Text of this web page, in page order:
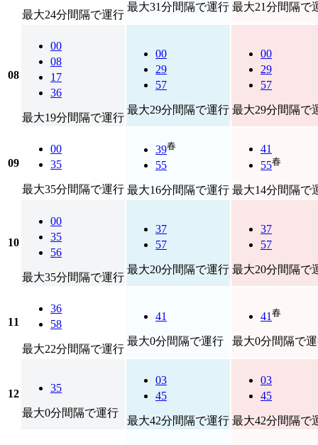
最大24分間隔で運行
最大31分間隔で運行 最大21分間隔で
08
00
08
17
36
最大19分間隔で運行
00
29
57
最大29分間隔で運行
00
29
57
最大29分間隔で
09
00
35
最大35分間隔で運行
39春
55
最大16分間隔で運行
41
55春
最大14分間隔で
10
00
35
56
最大35分間隔で運行
37
57
最大20分間隔で運行
37
57
最大20分間隔で
11
36
58
最大22分間隔で運行
41
最大0分間隔で運行
41春
最大0分間隔で
12 35
最大0分間隔で運行
03
45
最大42分間隔で運行
03
45
最大42分間隔で